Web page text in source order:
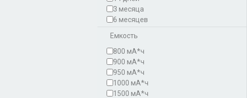
3 месяца
6 месяцев
Емкость
800 мА*ч
900 мА*ч
950 мА*ч
1000 мА*ч
1500 мА*ч